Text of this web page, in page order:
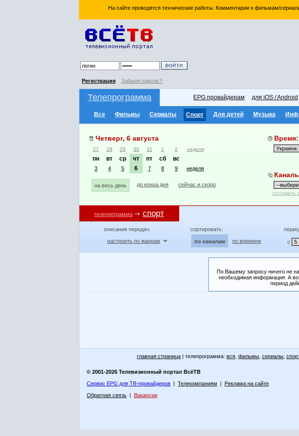
На сайте проводятся технические работы. Комментарии к фильмам/
Регистрация Забыли пароль?
Телепрограмма EPG провайдерам для iOS / Android
Все Фильмы Сериалы Спорт Для детей Музыка
Четверг, 6 августа
27 28 29 30 31 1 2 неделя
пн вт ср чт пт сб вс
3 4 5 6 7 8 9 неделя
на весь день до конца дня сейчас и скоро
составить
телепрограмма спорт
описания передач:
настроить по жанрам
сортировать:
по каналам по времени с
По Вашему запросу ничего не
необходимая информация. А
период
главная страница | телепрограмма: вся фильмы сериалы
© 2001-2026 Телевизионный портал ВсёТВ
Сервис EPG для ТВ-провайдеров | Телекомпаниям | Реклама на сайте
Обратная связь | Вакансии